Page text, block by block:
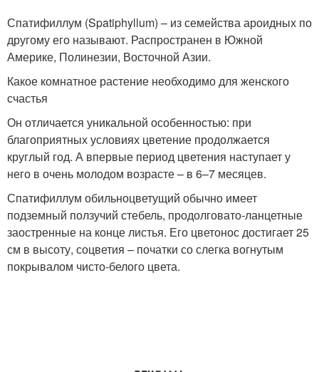
Спатифиллум (Spatiphyllum) – из семейства ароидных по
другому его называют. Распространен в Южной
Америке, Полинезии, Восточной Азии.
Какое комнатное растение необходимо для женского
счастья
Он отличается уникальной особенностью: при
благоприятных условиях цветение продолжается
круглый год. А впервые период цветения наступает у
него в очень молодом возрасте – в 6–7 месяцев.
Спатифиллум обильноцветущий обычно имеет
подземный ползучий стебель, продолговато-ланцетные
заостренные на конце листья. Его цветонос достигает 25
см в высоту, соцветия – початки со слегка вогнутым
покрывалом чисто-белого цвета.